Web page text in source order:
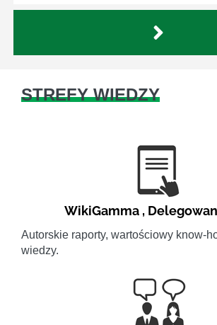
STREFY WIEDZY
WikiGamma ,
Autorskie raporty, wartościowy know-
wiedzy.